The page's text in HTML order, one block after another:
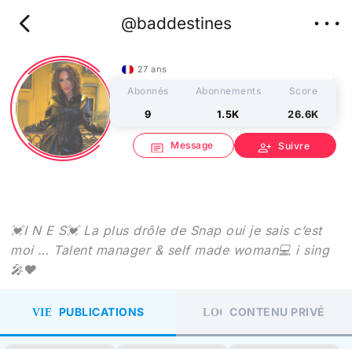
chevron_left @baddestines more_horiz
27 ans
Abonnés
9
Abonnements
1.5K
Score
26.6K
chat Message person_add Suivre
💓I N E S💓 La plus drôle de Snap oui je sais c’est
moi … Talent manager & self made woman💻 i sing
🎤❤️
VIEW_COLUMN
PUBLICATIONS LOCKCONTENU PRIVÉ